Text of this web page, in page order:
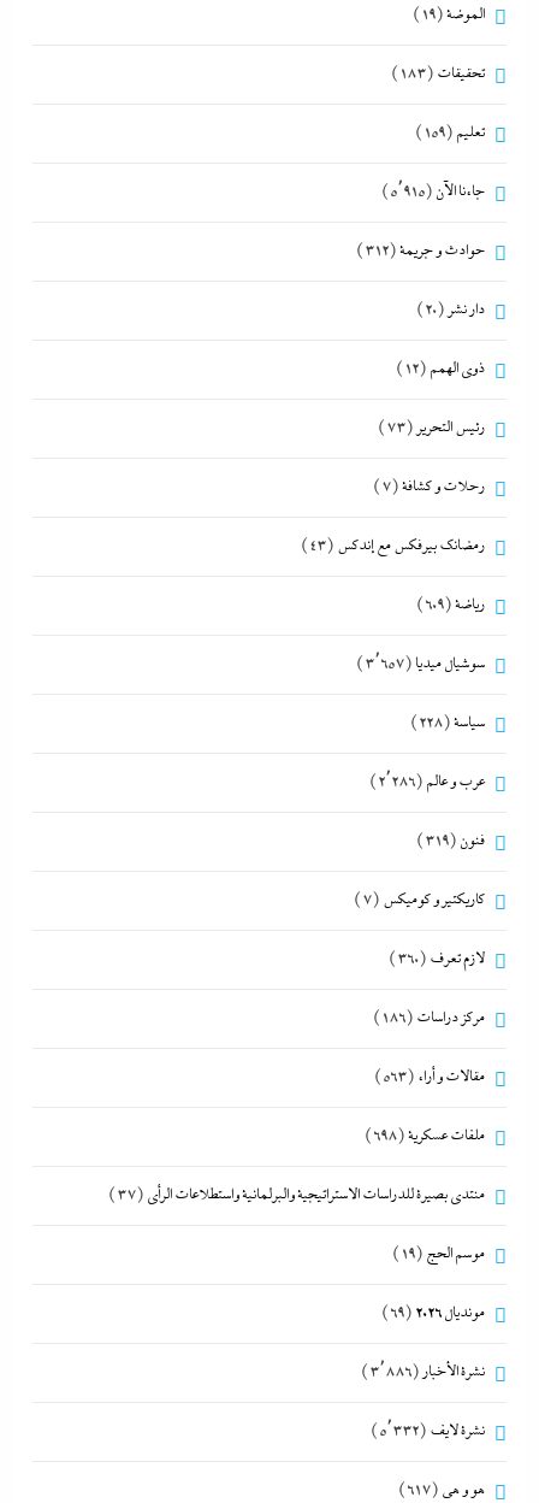
الموضة(19)
تحقيقات (183)
تعليم (159)
جاءنا الآن (5٬915)
حوادث و جريمة(312)
دار نشر(20)
ذوى الهمم (12)
رئيس التحرير(73)
رحلات و كشافة(7)
رمضانك بيرفكس مع إندكس (43)
رياضة(609)
سوشيال ميديا (3٬657)
سياسة(228)
عرب و عالم (2٬286)
فنون (319)
كاريكتير و كوميكس (7)
لازم تعرف (360)
مركز دراسات (186)
مقالات و أراء (563)
ملفات عسكرية(698)
منتدى بصيرة للدراسات الاستراتيجية والبرلمانية واستطلاعات الرأى (37)
موسم الحج (19)
مونديال 2026 (69)
نشرة الأخبار(3٬886)
نشرة لايف (5٬332)
هو و هي (617)